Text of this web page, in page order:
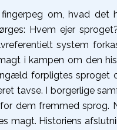
om, hvad det
Hvem ejer
system
i kampen om den
forpligtes sproget
tavse. I borgerlige
dem fremmed sprog.
magt. Historiens